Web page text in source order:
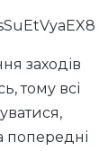
заходів
тому всі
попередні